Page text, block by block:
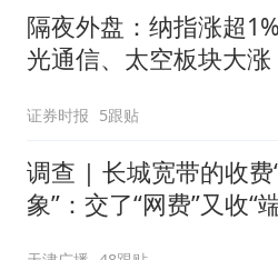
隔夜外盘：纳指涨超1%
光通信、太空板块大涨
证券时报 5跟贴
调查 | 长城宽带的收费
象”：交了“网费”又收“